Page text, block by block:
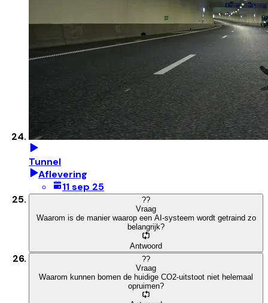
Tunnel
Aflevering
11 sep 25
??
Vraag
Waarom is de manier waarop een AI-systeem wordt getraind zo
belangrijk?
Antwoord
??
Vraag
Waarom kunnen bomen de huidige CO2-uitstoot niet helemaal
opruimen?